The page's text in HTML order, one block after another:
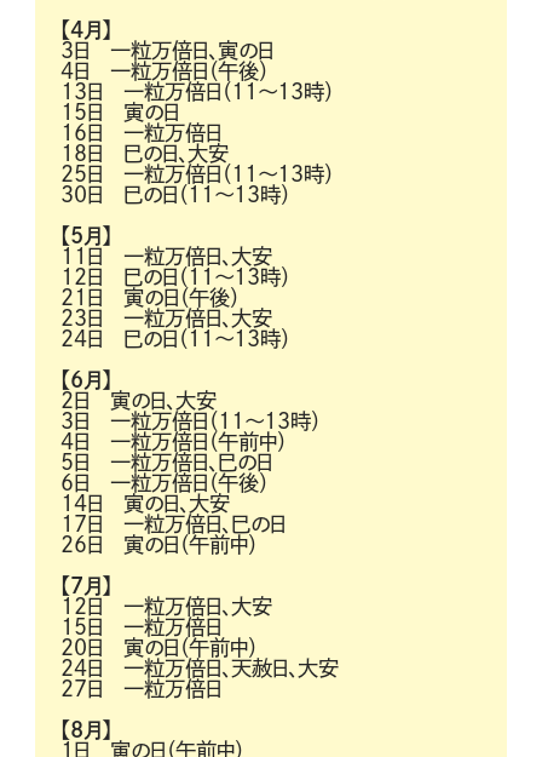
【4月】
3日 一粒万倍日、寅の日
4日 一粒万倍日（午後）
13日 一粒万倍日（11～13時）
15日 寅の日
16日 一粒万倍日
18日 巳の日、大安
25日 一粒万倍日（11～13時）
30日 巳の日（11～13時）
【5月】
11日 一粒万倍日、大安
12日 巳の日（11～13時）
21日 寅の日（午後）
23日 一粒万倍日、大安
24日 巳の日（11～13時）
【6月】
2日 寅の日、大安
3日 一粒万倍日（11～13時）
4日 一粒万倍日（午前中）
5日 一粒万倍日、巳の日
6日 一粒万倍日（午後）
14日 寅の日、大安
17日 一粒万倍日、巳の日
26日 寅の日（午前中）
【7月】
12日 一粒万倍日、大安
15日 一粒万倍日
20日 寅の日（午前中）
24日 一粒万倍日、天赦日、大安
27日 一粒万倍日
【8月】
1日 寅の日（午前中）